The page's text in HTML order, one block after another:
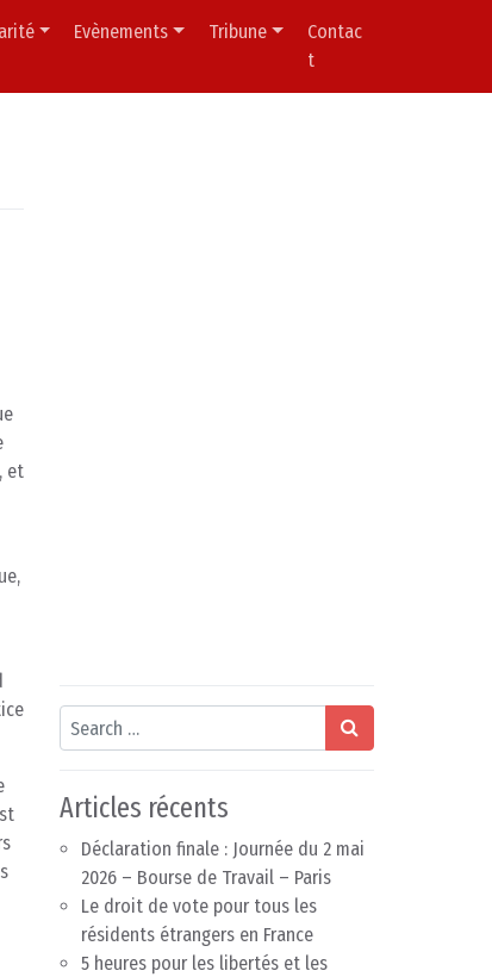
Evènements Tribune
Contac
t
et
Search
Articles récents
Déclaration finale : Journée du 2 mai
2026 – Bourse de Travail – Paris
Le droit de vote pour tous les
résidents étrangers en France
5 heures pour les libertés et les